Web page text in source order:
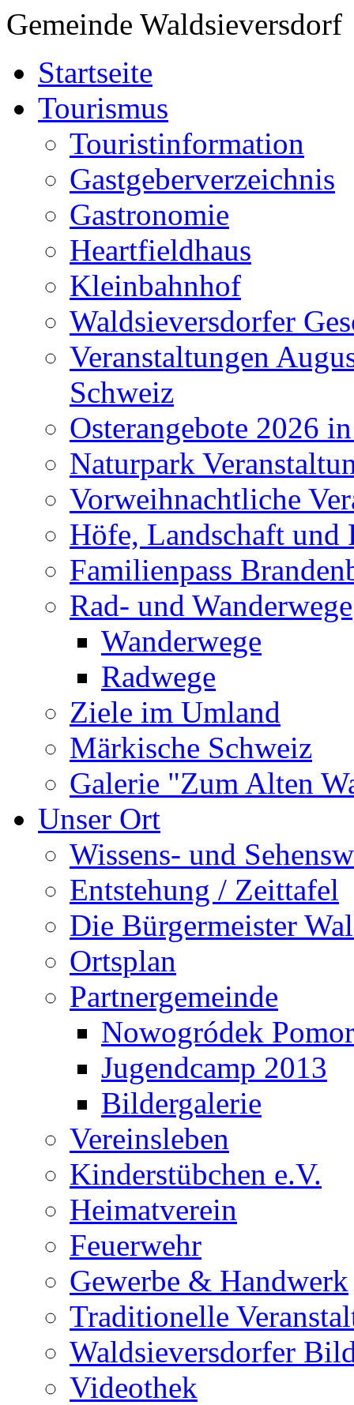
Gemeinde Waldsieversdorf
Startseite
Tourismus
Touristinformation
Gastgeberverzeichnis
Gastronomie
Heartfieldhaus
Kleinbahnhof
Waldsieversdorfer
Veranstaltungen
Schweiz
Osterangebote 2026
Naturpark
Vorweihnachtliche
Höfe, Landschaft und
Familienpass
Rad- und Wanderwege
Wanderwege
Radwege
Ziele im Umland
Märkische Schweiz
Galerie "Zum Alten
Unser Ort
Wissens- und
Entstehung / Zeittafel
Die Bürgermeister
Ortsplan
Partnergemeinde
Nowogródek
Jugendcamp 2013
Bildergalerie
Vereinsleben
Kinderstübchen e.V.
Heimatverein
Feuerwehr
Gewerbe & Handwerk
Traditionelle
Waldsieversdorfer
Videothek